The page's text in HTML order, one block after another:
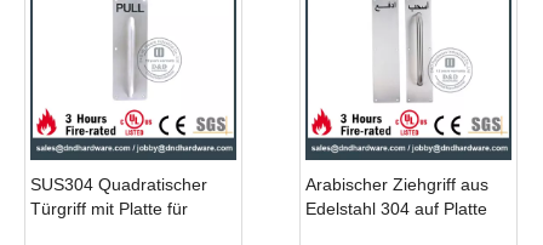
SUS304 Quadratischer
Türgriff mit Platte für
Arabischer Ziehgriff aus
Edelstahl 304 auf Platte